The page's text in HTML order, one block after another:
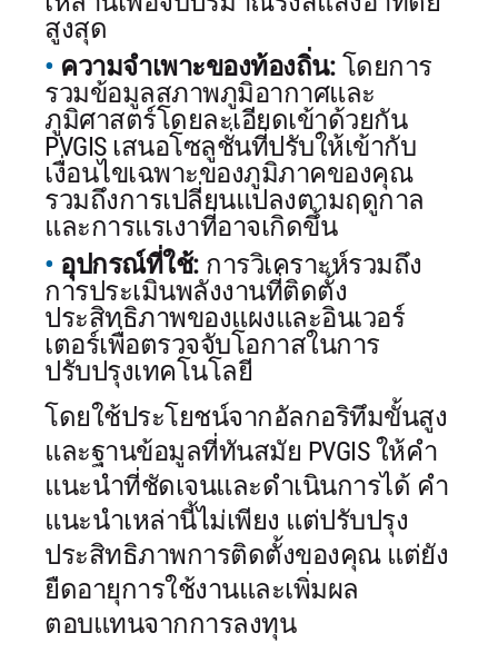
สูงสุด
ความจำเพาะของท้องถิ่น: โดยการ
รวมข้อมูลสภาพภูมิอากาศและ
ภูมิศาสตร์โดยละเอียดเข้าด้วยกัน
PVGIS เสนอโซลูชั่นที่ปรับให้เข้ากับ
เงื่อนไขเฉพาะของภูมิภาคของคุณ
รวมถึงการเปลี่ยนแปลงตามฤดูกาล
และการแรเงาที่อาจเกิดขึ้น
อุปกรณ์ที่ใช้: การวิเคราะห์รวมถึง
การประเมินพลังงานที่ติดตั้ง
ประสิทธิภาพของแผงและอินเวอร์
เตอร์เพื่อตรวจจับโอกาสในการ
ปรับปรุงเทคโนโลยี
โดยใช้ประโยชน์จากอัลกอริทึมขั้นสูง
และฐานข้อมูลที่ทันสมัย PVGIS ให้คำ
แนะนำที่ชัดเจนและดำเนินการได้ คำ
แนะนำเหล่านี้ไม่เพียง แต่ปรับปรุง
ประสิทธิภาพการติดตั้งของคุณ แต่ยัง
ยืดอายุการใช้งานและเพิ่มผล
ตอบแทนจากการลงทุน